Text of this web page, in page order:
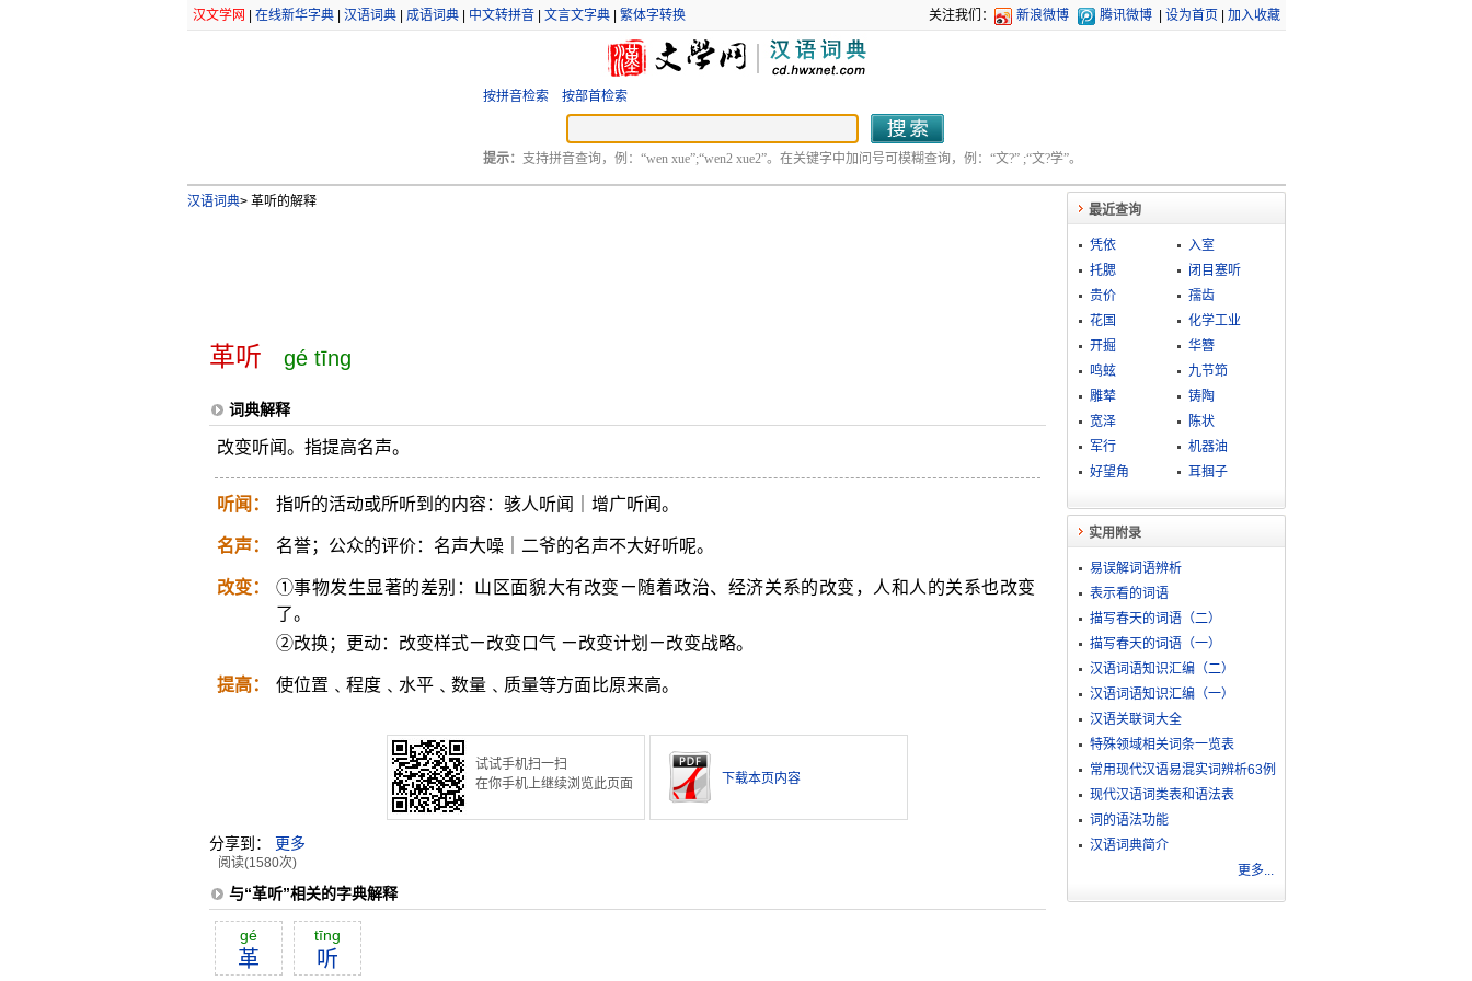
汉文学网 在线新华字典| 汉语词典| 成语词典| 中文转拼音| 文言文字典| 繁体字转换 关注我们： 新浪微博 腾讯微博 设为首页 加入收藏
按拼音检索 按部首检索
提示： 支持拼音查询，例：“wen xue”;“wen2 xue2”。在关键字中加问号可模糊查询，例：“文?” ;“文?学”。
汉语词典>革听的解释
革听 gé tīng
词典解释
改变听闻。指提高名声。
听闻： 指听的活动或所听到的内容：骇人听闻｜增广听闻。
名声： 名誉；公众的评价：名声大噪｜二爷的名声不大好听呢。
改变：
①事物发生显著的差别：山区面貌大有改变ㄧ随着政治、经济关系的改变，人和人的关系也改变
了。
②改换；更动：改变样式ㄧ改变口气 ㄧ改变计划ㄧ改变战略。
提高： 使位置﹑程度﹑水平﹑数量﹑质量等方面比原来高。
试试手机扫一扫
在你手机上继续浏览此页面
下载本页内容
分享到： 更多
阅读(1580次)
与“革听”相关的字典解释
gé
革
tīng
听
最近查询
凭依
入室
托腮
闭目塞听
贵价
孺齿
花国
化学工业
开掘
华簪
鸣蚿
九节笻
雕辇
铸陶
宽泽
陈状
军行
机器油
好望角
耳掴子
实用附录
易误解词语辨析
表示看的词语
描写春天的词语（二）
描写春天的词语（一）
汉语词语知识汇编（二）
汉语词语知识汇编（一）
汉语关联词大全
特殊领域相关词条一览表
常用现代汉语易混实词辨析63例
现代汉语词类表和语法表
词的语法功能
汉语词典简介
更多...